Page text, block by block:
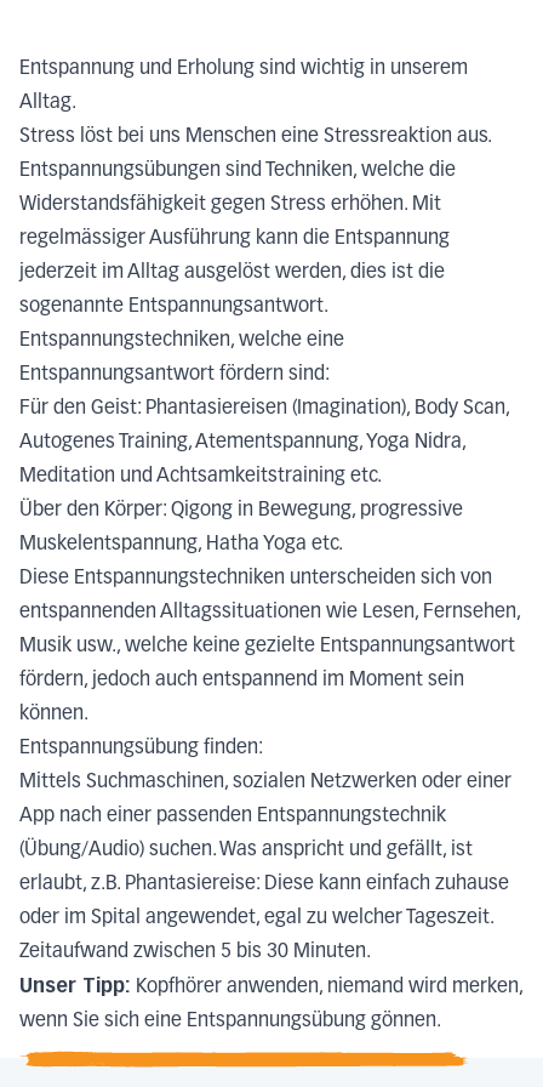
Entspannung und Erholung sind wichtig in unserem
Alltag.
Stress löst bei uns Menschen eine Stressreaktion aus.
Entspannungsübungen sind Techniken, welche die
Widerstandsfähigkeit gegen Stress erhöhen. Mit
regelmässiger Ausführung kann die Entspannung
jederzeit im Alltag ausgelöst werden, dies ist die
sogenannte Entspannungsantwort.
Entspannungstechniken, welche eine
Entspannungsantwort fördern sind:
Für den Geist: Phantasiereisen (Imagination), Body Scan,
Autogenes Training, Atementspannung, Yoga Nidra,
Meditation und Achtsamkeitstraining etc.
Über den Körper: Qigong in Bewegung, progressive
Muskelentspannung, Hatha Yoga etc.
Diese Entspannungstechniken unterscheiden sich von
entspannenden Alltagssituationen wie Lesen, Fernsehen,
Musik usw., welche keine gezielte Entspannungsantwort
fördern, jedoch auch entspannend im Moment sein
können.
Entspannungsübung finden:
Mittels Suchmaschinen, sozialen Netzwerken oder einer
App nach einer passenden Entspannungstechnik
(Übung/Audio) suchen. Was anspricht und gefällt, ist
erlaubt, z.B. Phantasiereise: Diese kann einfach zuhause
oder im Spital angewendet, egal zu welcher Tageszeit.
Zeitaufwand zwischen 5 bis 30 Minuten.
Unser Tipp: Kopfhörer anwenden, niemand wird merken,
wenn Sie sich eine Entspannungsübung gönnen.